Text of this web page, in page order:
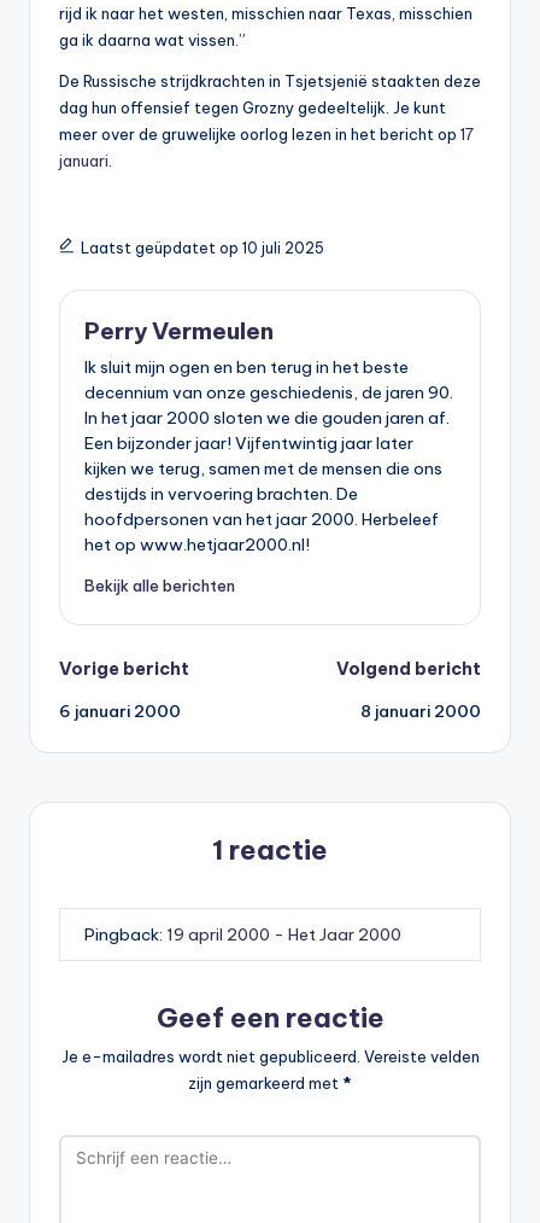
rijd ik naar het westen, misschien naar Texas, misschien
ga ik daarna wat vissen.”
De Russische strijdkrachten in Tsjetsjenië staakten deze
dag hun offensief tegen Grozny gedeeltelijk. Je kunt
meer over de gruwelijke oorlog lezen in het bericht op 17
januari
Laatst geüpdatet op 10 juli 2025
Perry Vermeulen
Ik sluit mijn ogen en ben terug in het beste
decennium van onze geschiedenis, de jaren 90.
In het jaar 2000 sloten we die gouden jaren af.
Een bijzonder jaar! Vijfentwintig jaar later
kijken we terug, samen met de mensen die ons
destijds in vervoering brachten. De
hoofdpersonen van het jaar 2000. Herbeleef
het op www.hetjaar2000.nl!
Bekijk alle berichten
Bericht
navigatie
Vorige bericht
6 januari 2000
Volgend bericht
8 januari 2000
1 reactie
Pingback: 19 april 2000 - Het Jaar 2000
Geef een reactie
Je e-mailadres wordt niet gepubliceerd. Vereiste velden
zijn gemarkeerd met *